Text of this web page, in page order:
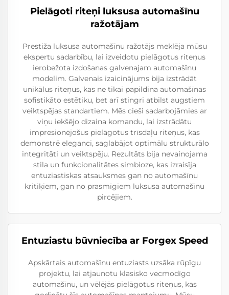
Pielāgoti riteņi luksusa automašīnu
ražotājam
Prestiža luksusa automašīnu ražotājs meklēja mūsu
ekspertu sadarbību, lai izveidotu pielāgotus riteņus
ierobežota izdošanas galvenajam automašīnu
modelim. Galvenais izaicinājums bija izstrādāt
unikālus riteņus, kas ne tikai papildina automašīnas
sofistikāto estētiku, bet arī stingri atbilst augstiem
veiktspējas standartiem. Mēs cieši sadarbojāmies ar
viņu iekšējo dizaina komandu, lai izstrādātu
impresionējošus pielāgotus trīsdaļu riteņus, kas
demonstrē eleganci, saglabājot optimālu strukturālo
integritāti un veiktspēju. Rezultāts bija nevainojama
stila un funkcionalitātes simbioze, kas izraisīja
entuziastiskas atsauksmes gan no automašīnu
kritiķiem, gan no prasmīgiem luksusa automašīnu
pircējiem.
Entuziastu būvniecība ar Forgex Speed
Apskārtais automašīnu entuziasts uzsāka rūpīgu
projektu, lai atjaunotu klasisko vecmodīgo
automašīnu, un vēlējās pielāgotus riteņus, kas